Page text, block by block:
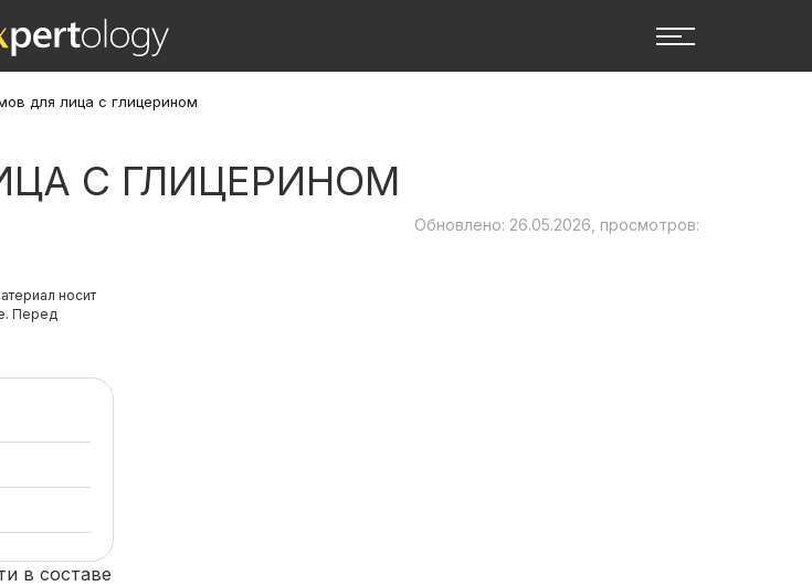
для лица с глицерином
С ГЛИЦЕРИНОМ
Обновлено: 26.05.2026, просмотров:
носит
Перед
в составе